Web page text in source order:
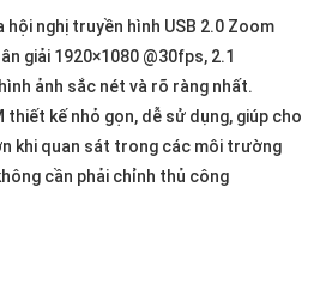
hội nghị truyền hình USB 2.0 Zoom
giải 1920×1080 @30fps, 2.1
ảnh sắc nét và rõ ràng nhất.
thiết kế nhỏ gọn, dễ sử dụng, giúp cho
khi quan sát trong các môi trường
cần phải chỉnh thủ công